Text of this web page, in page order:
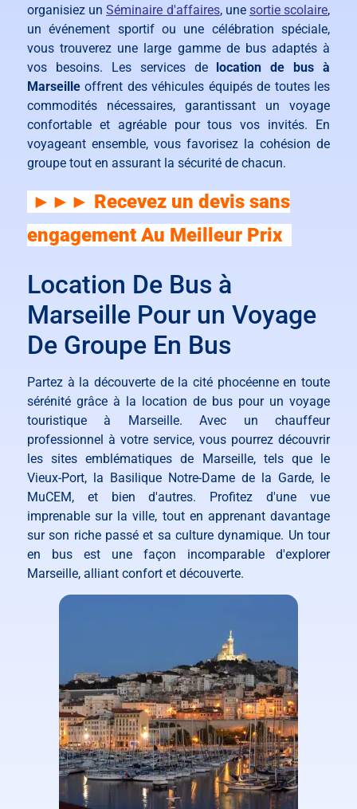
organisiez unSéminaire d'affaires, une sortie scolaire,
un événement sportif ou une célébration spéciale,
vous trouverez une large gamme de bus adaptés à
vos besoins. Les services de location de bus à
Marseille offrent des véhicules équipés de toutes les
commodités nécessaires, garantissant un voyage
confortable et agréable pour tous vos invités. En
voyageant ensemble, vous favorisez la cohésion de
groupe tout en assurant la sécurité de chacun.
►►► Recevez un devis sans
engagement Au Meilleur Prix
Location De Bus à
Marseille Pour un Voyage
De Groupe En Bus
Partez à la découverte de la cité phocéenne en toute
sérénité grâce à la location de bus pour un voyage
touristique à Marseille. Avec un chauffeur
professionnel à votre service, vous pourrez découvrir
les sites emblématiques de Marseille, tels que le
Vieux-Port, la Basilique Notre-Dame de la Garde, le
MuCEM, et bien d'autres. Profitez d'une vue
imprenable sur la ville, tout en apprenant davantage
sur son riche passé et sa culture dynamique. Un tour
en bus est une façon incomparable d'explorer
Marseille, alliant confort et découverte.